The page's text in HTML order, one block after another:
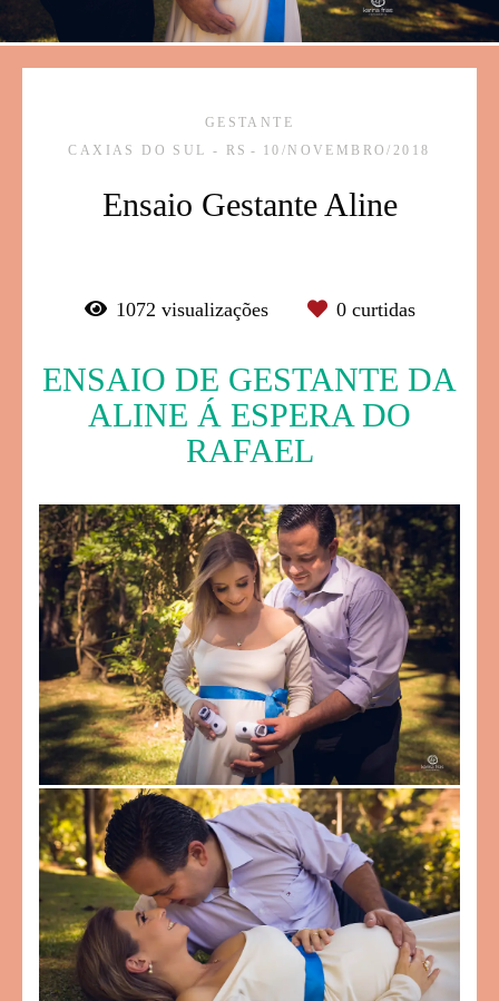
GESTANTE
CAXIAS DO SUL - RS
10/NOVEMBRO/2018
Ensaio Gestante Aline
1072 visualizações 0curtidas
ENSAIO DE GESTANTE DA
ALINE Á ESPERA DO
RAFAEL